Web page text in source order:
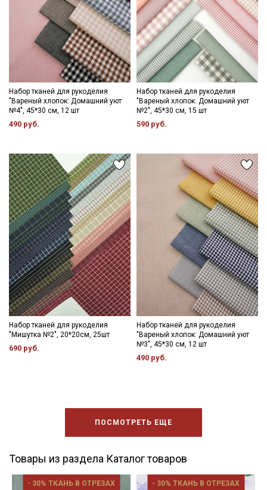
Набор тканей для рукоделия
"Вареный хлопок: Домашний уют
№4", 45*30 см, 12 шт
490 руб.
Набор тканей для рукоделия
"Вареный хлопок: Домашний уют
№2", 45*30 см, 15 шт
590 руб.
Набор тканей для рукоделия
"Мишутка №2", 20*20см, 25шт
690 руб.
Набор тканей для рукоделия
"Вареный хлопок: Домашний уют
№3", 45*30 см, 12 шт
490 руб.
ПОСМОТРЕТЬ ЕЩЕ
Товары из раздела Каталог товаров
- 30% ТКАНЬ В ОТРЕЗАХ - 30% ТКАНЬ В ОТРЕЗАХ